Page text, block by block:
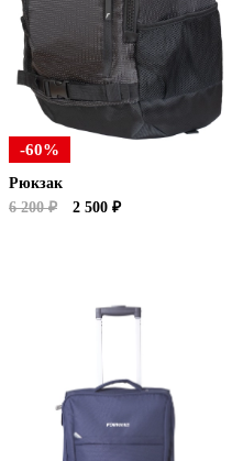
-60%
Рюкзак
6 200 ₽
2 500 ₽